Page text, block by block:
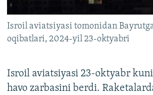
Isroil aviatsiyasi tomonidan
oqibatlari, 2024-yil 23-oktyabri
Isroil aviatsiyasi 23-oktyabr
havo zarbasini berdi.